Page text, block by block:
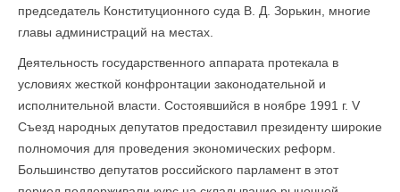
председатель Конституционного суда В. Д. Зорькин, многие
главы администраций на местах.
Деятельность государственного аппарата протекала в
условиях жесткой конфронтации законодательной и
исполнительной власти. Состоявшийся в ноябре 1991 г. V
Съезд народных депутатов предоставил президенту широкие
полномочия для проведения экономических реформ.
Большинство депутатов российского парламент в этот